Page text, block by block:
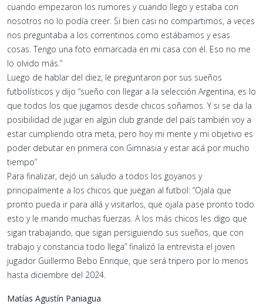
cuando empezaron los rumores y cuando llego y estaba con
nosotros no lo podía creer. Si bien casi no compartimos, a veces
nos preguntaba a los correntinos como estábamos y esas
cosas. Tengo una foto enmarcada en mi casa con él. Eso no me
lo olvido más.”
Luego de hablar del diez, le preguntaron por sus sueños
futbolísticos y dijo “sueño con llegar a la selección Argentina, es lo
que todos los que jugamos desde chicos soñamos. Y si se da la
posibilidad de jugar en algún club grande del país también voy a
estar cumpliendo otra meta, pero hoy mi mente y mi objetivo es
poder debutar en primera con Gimnasia y estar acá por mucho
tiempo”
Para finalizar, dejó un saludo a todos los goyanos y
principalmente a los chicos que juegan al futbol: “Ojala que
pronto pueda ir para allá y visitarlos, que ojala pase pronto todo
esto y le mando muchas fuerzas. A los más chicos les digo que
sigan trabajando, que sigan persiguiendo sus sueños, que con
trabajo y constancia todo llega” finalizó la entrevista el joven
jugador Guillermo Bebo Enrique, que será tripero por lo menos
hasta diciembre del 2024.
Matías Agustín Paniagua